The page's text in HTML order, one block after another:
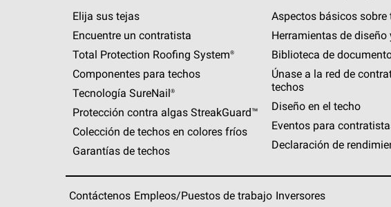
Elija sus tejas
Encuentre un contratista
Total Protection Roofing System®
Componentes para techos
Tecnología SureNail®
Protección contra algas StreakGuard™
Colección de techos en colores fríos
Garantías de techos
Aspectos básicos sobre
Herramientas de diseño
Biblioteca de
Únase a la red de
techos
Diseño en el techo
Eventos para
Declaración de
Contáctenos Empleos/Puestos de trabajo Inversores